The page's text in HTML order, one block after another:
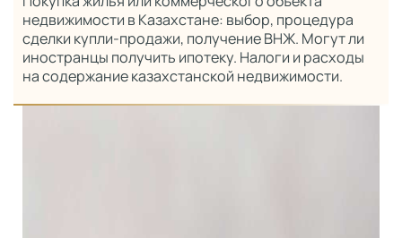
недвижимости в Казахстане: выбор, процедура
сделки купли-продажи, получение ВНЖ. Могут ли
иностранцы получить ипотеку. Налоги и расходы
на содержание казахстанской недвижимости.